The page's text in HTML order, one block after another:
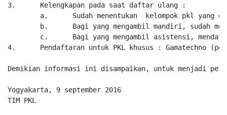
3.	Kelengkapan pada saat daftar ulang :
        a.	Sudah menentukan  kelompok pkl yang dipilih : Mandiri, Asistensi dan Penempatan
        b.	Bagi yang mengambil mandiri, sudah memiliki tempat, alamat dan no. telepon yang akan dituju.
        c.	Bagi yang mengambil asistensi, mendaftarkan diri sebagai asisten LAB minimal 2 mata kuliah Praktikum
4.	Pendaftaran untuk PKL khusus : Gamatechno (pelaksanaan selama 3 bulan), sofware seni dan solusi 247 bisa menghubungi Prodi masing-masing
Demikian informasi ini disampaikan, untuk menjadi
Yogyakarta, 9 september 2016
TIM PKL